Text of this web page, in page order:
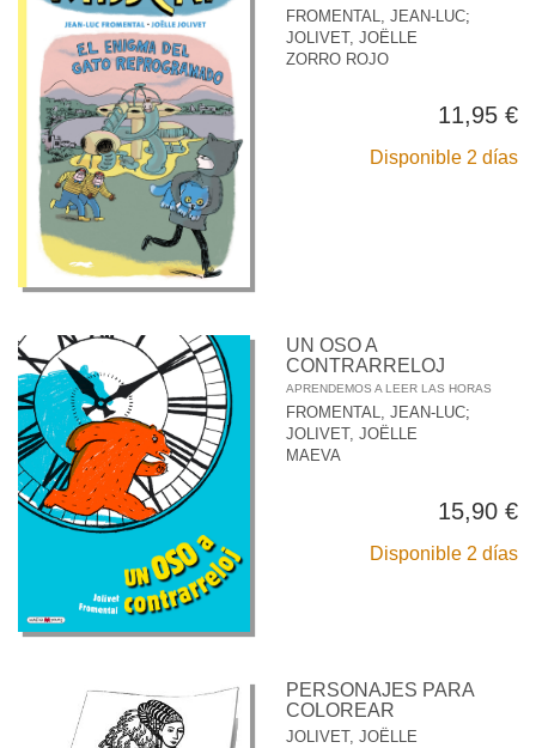
FROMENTAL, JEAN-LUC;
JOLIVET, JOËLLE
ZORRO ROJO
11,95 €
Disponible 2 días
UN OSO A
CONTRARRELOJ
APRENDEMOS A LEER LAS HORAS
FROMENTAL, JEAN-LUC;
JOLIVET, JOËLLE
MAEVA
15,90 €
Disponible 2 días
PERSONAJES PARA
COLOREAR
JOLIVET, JOËLLE